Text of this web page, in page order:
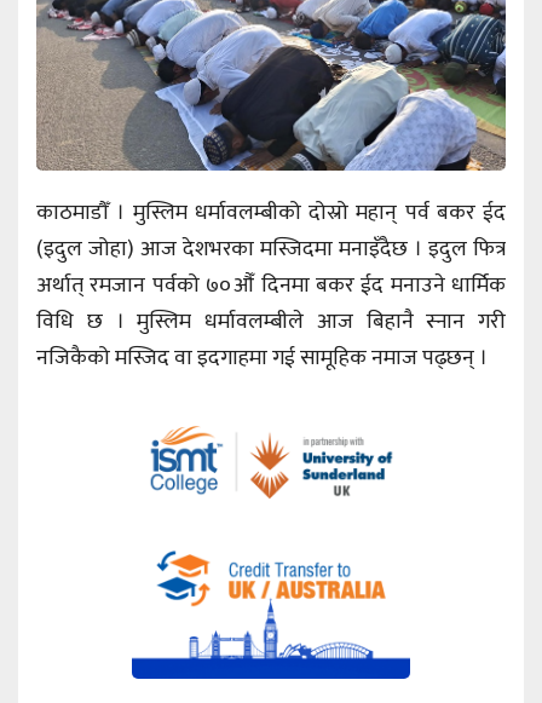
काठमाडौँ । मुस्लिम धर्मावलम्बीको दोस्रो महान् पर्व बकर ईद
(इदुल जोहा) आज देशभरका मस्जिदमा मनाइँदैछ । इदुल फित्र
अर्थात् रमजान पर्वको ७०औँ दिनमा बकर ईद मनाउने धार्मिक
विधि छ । मुस्लिम धर्मावलम्बीले आज बिहानै स्नान गरी
नजिकैको मस्जिद वा इदगाहमा गई सामूहिक नमाज पढ्छन् ।